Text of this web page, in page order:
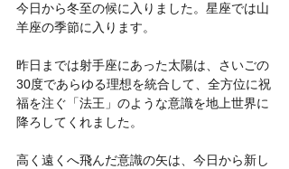
今日から冬至の候に入りました。星座では山
羊座の季節に入ります。
昨日までは射手座にあった太陽は、さいごの
30度であらゆる理想を統合して、全方位に祝
福を注ぐ「法王」のような意識を地上世界に
降ろしてくれました。
高く遠くへ飛んだ意識の矢は、今日から新し